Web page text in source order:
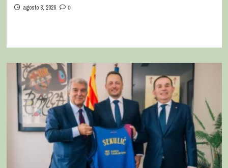
agosto 8, 2026 0